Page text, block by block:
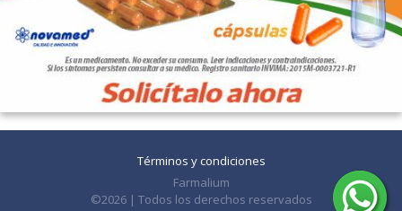
Términos y condiciones
Farmalium
©2026 | Todos los derechos reservados